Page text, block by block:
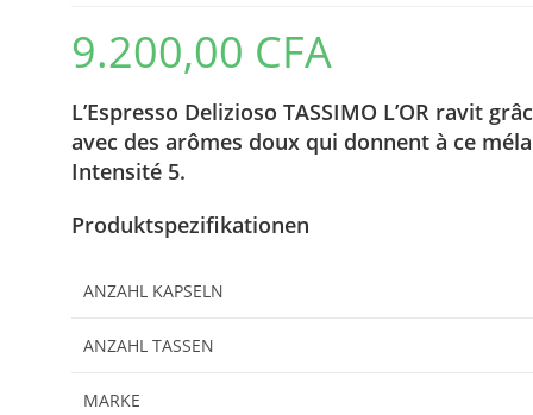
9.200,00 CFA
L’Espresso Delizioso TASSIMO L’OR ravit
avec des arômes doux qui donnent à ce
Intensité 5.
Produktspezifikationen
ANZAHL KAPSELN
ANZAHL TASSEN
MARKE